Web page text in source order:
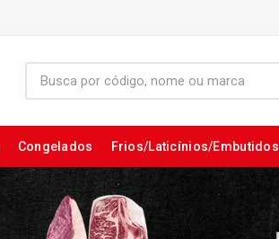
Congelados Frios/Laticínios/Embutidos